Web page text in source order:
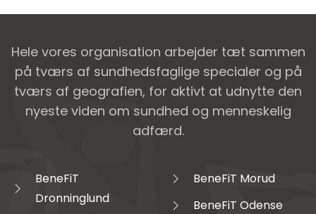
Hele vores organisation arbejder tæt sammen
på tværs af sundhedsfaglige specialer og på
tværs af geografien, for aktivt at udnytte den
nyeste viden om sundhed og menneskelig
adfærd.
BeneFiT
Dronninglund
BeneFiT Morud
BeneFiT Odense